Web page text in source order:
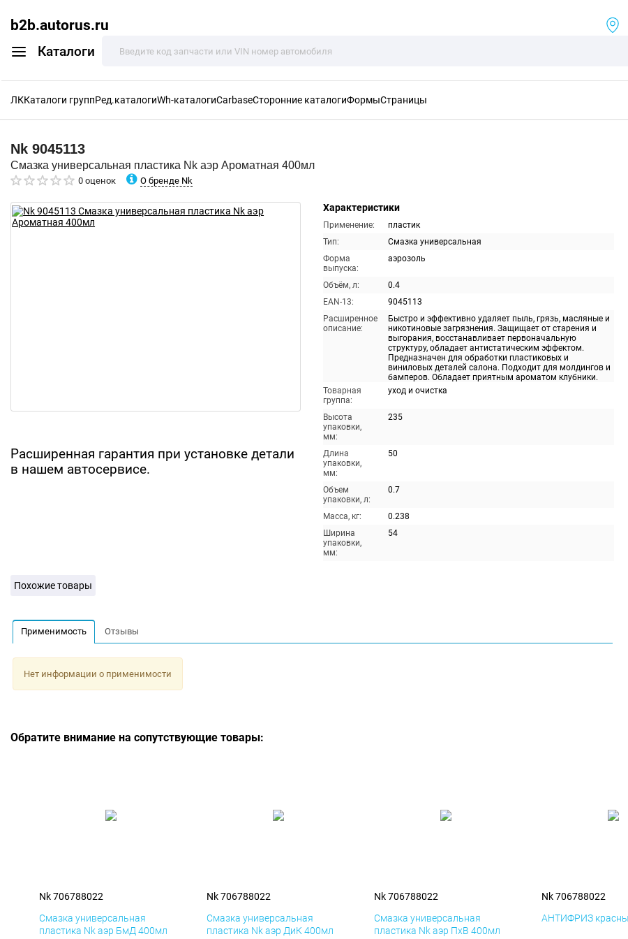
b2b.autorus.ru
Каталоги
ЛККаталоги группРед.каталогиWh-каталогиCarbaseСторонние каталогиФормыСтраницы
Nk 9045113
Смазка универсальная пластика Nk аэр Ароматная 400мл
0 оценок О бренде Nk
Расширенная гарантия при установке детали
в нашем автосервисе.
Характеристики
Применение:
пластик
Тип:
Смазка универсальная
Форма
выпуска:
аэрозоль
Объём, л:
0.4
EAN-13:
9045113
Расширенное
описание:
Быстро и эффективно удаляет пыль, грязь, масляные и
никотиновые загрязнения. Защищает от старения и
выгорания, восстанавливает первоначальную
структуру, обладает антистатическим эффектом.
Предназначен для обработки пластиковых и
виниловых деталей салона. Подходит для молдингов и
бамперов. Обладает приятным ароматом клубники.
Товарная
группа:
уход и очистка
Высота
упаковки,
мм:
235
Длина
упаковки,
мм:
50
Объем
упаковки, л:
0.7
Масса, кг:
0.238
Ширина
упаковки,
мм:
54
Похожие товары
Применимость Отзывы
Нет информации о применимости
Обратите внимание на сопутствующие товары:
Nk 706788022
Смазка универсальная
пластика Nk аэр БмД 400мл
Nk 706788022
Смазка универсальная
пластика Nk аэр ДиК 400мл
Nk 706788022
Смазка универсальная
пластика Nk аэр ПхВ 400мл
Nk 706788022
АНТИФРИЗ